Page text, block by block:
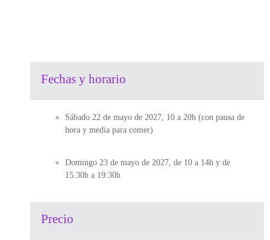
Fechas y horario
Sábado 22 de mayo de 2027, 10 a 20h (con pausa de
hora y media para comer)
Domingo 23 de mayo de 2027, de 10 a 14h y de
15.30h a 19:30h
Precio